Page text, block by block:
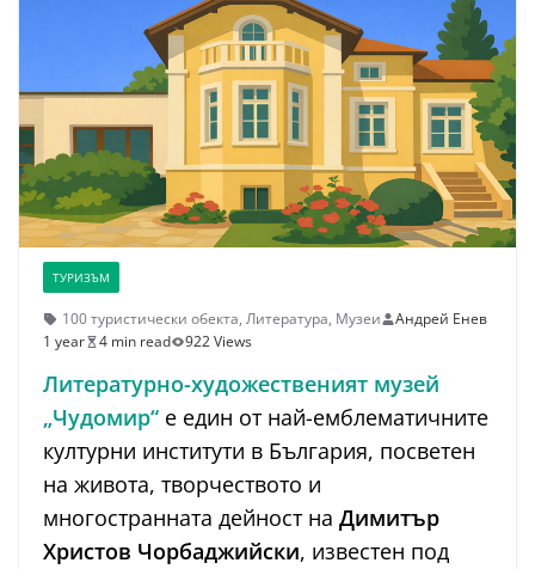
ТУРИЗЪМ
100 туристически обекта, Литература, Музеи
Андрей Енев
1 year
4 min read 922 Views
Литературно-художественият музей
„Чудомир“ е един от най-емблематичните
културни институти в България, посветен
на живота, творчеството и
многостранната дейност на Димитър
Христов Чорбаджийски, известен под